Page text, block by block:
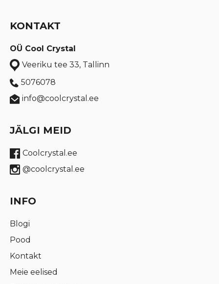
KONTAKT
OÜ Cool Crystal
Veeriku tee 33, Tallinn
5076078
info@coolcrystal.ee
JÄLGI MEID
Coolcrystal.ee
@coolcrystal.ee
INFO
Blogi
Pood
Kontakt
Meie eelised